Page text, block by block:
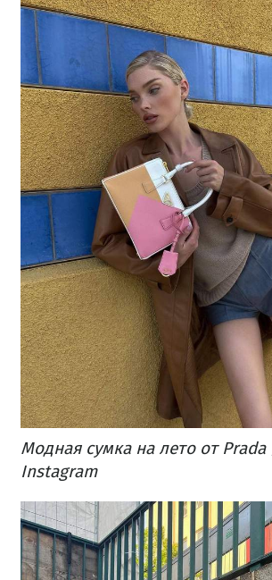
Модная сумка на лето от
Instagram